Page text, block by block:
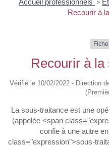
Accueil professionnels >
Recourir à
Recourir à
Vérifié le 10/02/2022 - Direction
La sous-traitance est une
(appelée <span
confie à une autre
class="expression">sous-